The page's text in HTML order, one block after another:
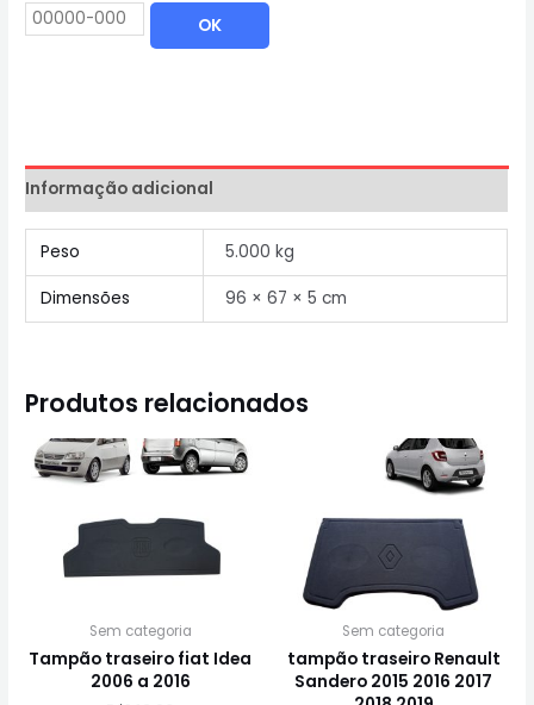
OK
Informação adicional
Peso 5.000 kg
Dimensões 96 × 67 × 5 cm
Produtos relacionados
Sem categoria
Tampão traseiro fiat Idea
2006 a 2016
Sem categoria
tampão traseiro Renault
Sandero 2015 2016 2017